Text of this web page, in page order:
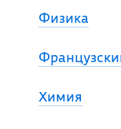
Физика
Химия